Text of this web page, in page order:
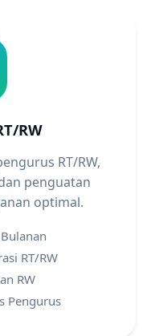
RW
RT/RW,
penguatan
optimal.
RT/RW
RW
Pengurus